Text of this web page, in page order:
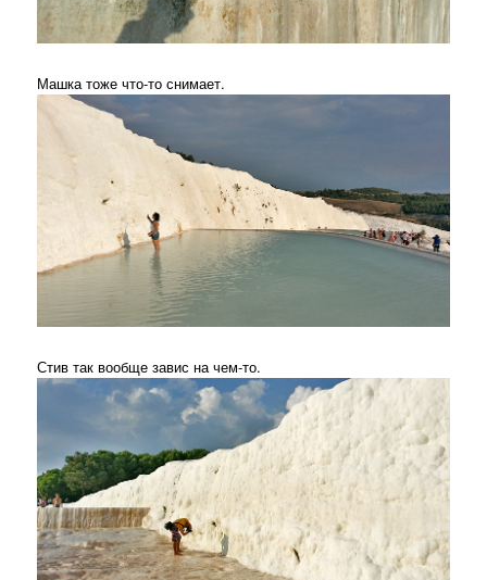
Машка тоже что-то снимает.
Стив так вообще завис на чем-то.